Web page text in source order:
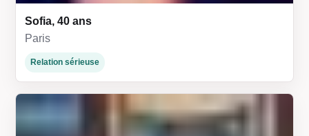
Sofia, 40 ans
Paris
Relation sérieuse